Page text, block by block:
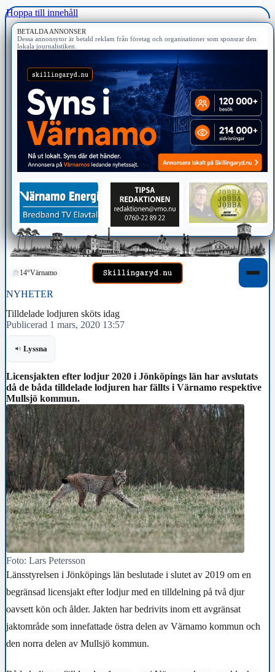
Hoppa till innehåll
BETALDA ANNONSER
Dessa annonsytor är betald reklam från företag och organisationer som sponsrar den
lokala journalistiken.
14°Värnamo
NYHETER
Tilldelade lodjuren sköts idag
Publicerad 1 mars, 2020 13:57
Lyssna
Licensjakten efter lodjur 2020 i Jönköpings län har avslutats
då de båda tilldelade lodjuren har fällts i Värnamo respektive
Mullsjö kommun.
Foto: Lars Petersson
Länsstyrelsen i Jönköpings län beslutade i slutet av 2019 om en
begränsad licensjakt efter lodjur med en tilldelning på två djur
oavsett kön och ålder. Jakten har bedrivits inom ett avgränsat
jaktområde som innefattade östra delen av Värnamo kommun och
den norra delen av Mullsjö kommun.